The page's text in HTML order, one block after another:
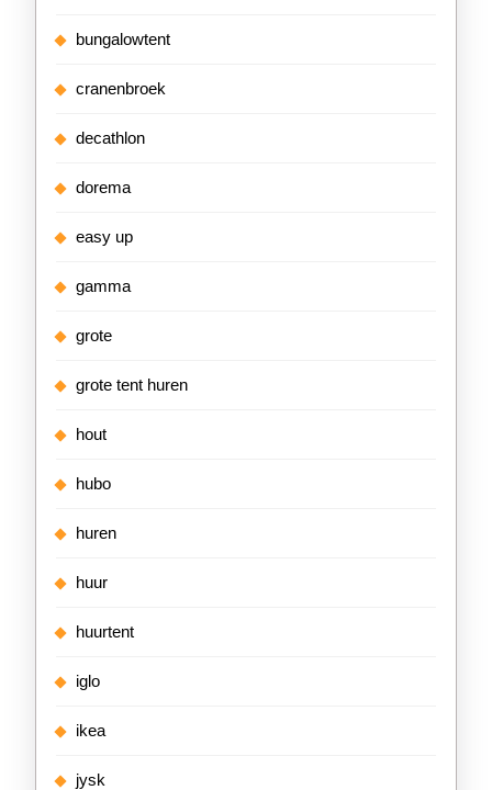
bungalowtent
cranenbroek
decathlon
dorema
easy up
gamma
grote
grote tent huren
hout
hubo
huren
huur
huurtent
iglo
ikea
jysk